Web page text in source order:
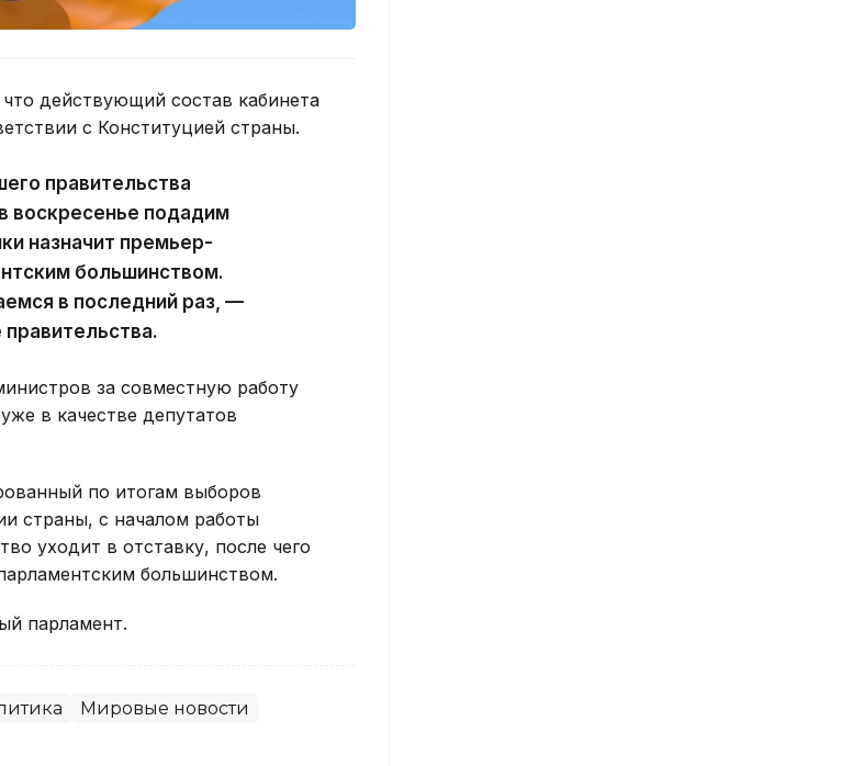
действующий состав кабинета
с Конституцией страны.
правительства
воскресенье подадим
назначит премьер-
большинством.
в последний раз, —
за совместную работу
в качестве депутатов
по итогам выборов
страны, с началом работы
уходит в отставку, после чего
большинством.
парламент.
Мировые новости